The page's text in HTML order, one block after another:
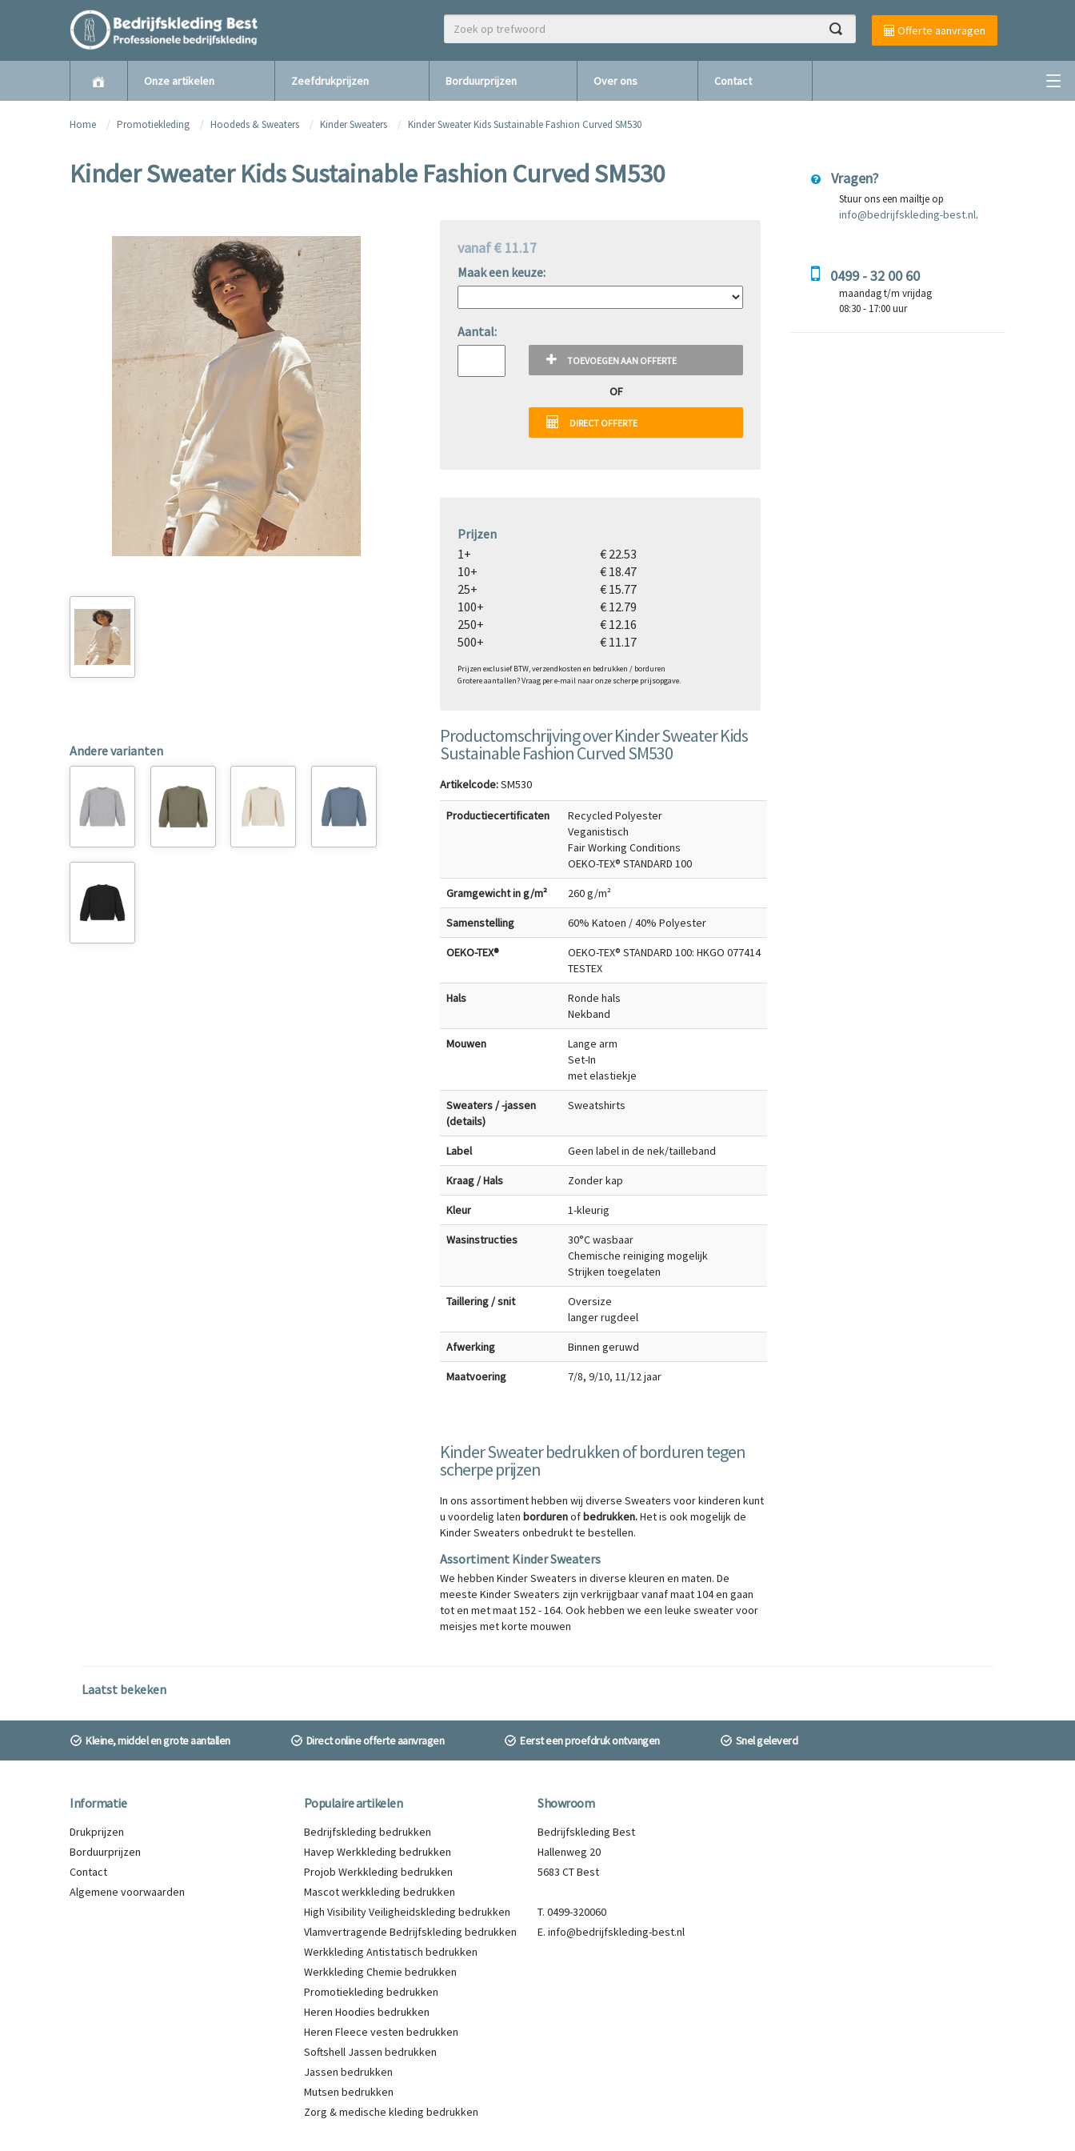
Offerte aanvragen
Onze artikelen Zeefdrukprijzen Borduurprijzen Over ons Contact
Home Promotiekleding Hoodeds & Sweaters Kinder Sweaters Kinder Sweater Kids Sustainable Fashion Curved SM530
Kinder Sweater Kids Sustainable Fashion Curved SM530
Andere varianten
vanaf € 11.17
Maak een keuze:
Aantal:
TOEVOEGEN AAN OFFERTE
OF
DIRECT OFFERTE
Prijzen
1+
€ 22.53
10+
€ 18.47
25+
€ 15.77
100+
€ 12.79
250+
€ 12.16
500+
€ 11.17
Prijzen exclusief BTW, verzendkosten en bedrukken / borduren
Grotere aantallen? Vraag per e-mail naar onze scherpe prijsopgave.
Productomschrijving over Kinder Sweater Kids
Sustainable Fashion Curved SM530
Artikelcode:SM530
Productiecertificaten
Recycled Polyester
Veganistisch
Fair Working Conditions
OEKO-TEX® STANDARD 100
Gramgewicht in g/m² 260 g/m²
Samenstelling 60% Katoen / 40% Polyester
OEKO-TEX®
OEKO-TEX® STANDARD 100: HKGO 077414
TESTEX
Hals
Ronde hals
Nekband
Mouwen
Lange arm
Set-In
met elastiekje
Sweaters / -jassen
(details)
Sweatshirts
Label Geen label in de nek/tailleband
Kraag / Hals Zonder kap
Kleur 1-kleurig
Wasinstructies
30°C wasbaar
Chemische reiniging mogelijk
Strijken toegelaten
Taillering / snit
Oversize
langer rugdeel
Afwerking Binnen geruwd
Maatvoering 7/8, 9/10, 11/12 jaar
Kinder Sweater bedrukken of borduren tegen
scherpe prijzen
In ons assortiment hebben wij diverse Sweaters voor kinderen kunt
u voordelig latenbordurenofbedrukken.Het is ook mogelijk de
Kinder Sweaters onbedrukt te bestellen.
Assortiment Kinder Sweaters
We hebben Kinder Sweaters in diverse kleuren en maten. De
meeste Kinder Sweaters zijn verkrijgbaar vanaf maat 104 en gaan
tot en met maat 152 - 164. Ook hebben we een leuke sweater voor
meisjes met korte mouwen
Vragen?
Stuur ons een mailtje op
info@bedrijfskleding-best.nl.
0499 - 32 00 60
maandag t/m vrijdag
08:30 - 17:00 uur
Laatst bekeken
Kleine, middel en grote aantallen Direct online offerte aanvragen Eerst een proefdruk ontvangen Snel geleverd
Informatie
Drukprijzen
Borduurprijzen
Contact
Algemene voorwaarden
Populaire artikelen
Bedrijfskleding bedrukken
Havep Werkkleding bedrukken
Projob Werkkleding bedrukken
Mascot werkkleding bedrukken
High Visibility Veiligheidskleding bedrukken
Vlamvertragende Bedrijfskleding bedrukken
Werkkleding Antistatisch bedrukken
Werkkleding Chemie bedrukken
Promotiekleding bedrukken
Heren Hoodies bedrukken
Heren Fleece vesten bedrukken
Softshell Jassen bedrukken
Jassen bedrukken
Mutsen bedrukken
Zorg & medische kleding bedrukken
Showroom
Bedrijfskleding Best
Hallenweg 20
5683 CT Best
T. 0499-320060
E. info@bedrijfskleding-best.nl